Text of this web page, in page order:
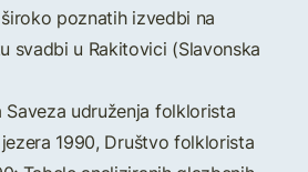
poznatih izvedbi na
svadbi u Rakitovici (Slavonska
Saveza udruženja folklorista
1990, Društvo folklorista